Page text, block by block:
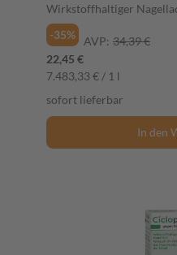
Wirkstoffhaltiger
-35%
AVP: 34,39 €
22,45 €
7.483,33 € / 1 l
sofort lieferbar
In den